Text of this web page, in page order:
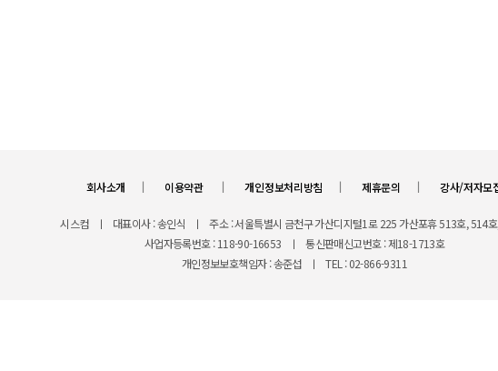
회사소개 ㅣ 이용약관 ㅣ 개인정보처리방침 ㅣ 제휴문의 ㅣ 강사/저자모
시스컴 ㅣ 대표이사 : 송인식 ㅣ
주소 : 서울특별시 금천구 가산디지털1로 225 가산포휴 513호, 514
사업자등록번호 : 118-90-16653
ㅣ
통신판매신고번호 : 제18-1713호
개인정보보호책임자 : 송준섭
ㅣ TEL : 02-866-9311